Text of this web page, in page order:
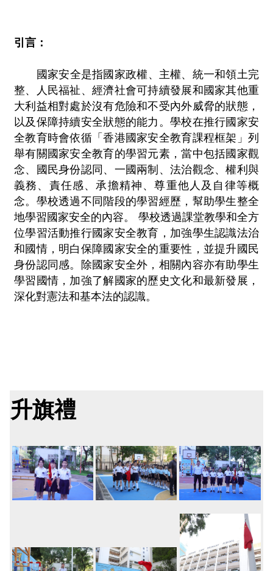
引言：
國家安全是指國家政權、主權、統一和領土完
整、人民福祉、經濟社會可持續發展和國家其他重
大利益相對處於沒有危險和不受內外威脅的狀態，
以及保障持續安全狀態的能力。學校在推行國家安
全教育時會依循「香港國家安全教育課程框架」列
舉有關國家安全教育的學習元素，當中包括國家觀
念、國民身份認同、一國兩制、法治觀念、權利與
義務、責任感、承擔精神、尊重他人及自律等概
念。學校透過不同階段的學習經歷，幫助學生整全
地學習國家安全的內容。 學校透過課堂教學和全方
位學習活動推行國家安全教育，加強學生認識法治
和國情，明白保障國家安全的重要性，並提升國民
身份認同感。除國家安全外，相關內容亦有助學生
學習國情，加強了解國家的歷史文化和最新發展，
深化對憲法和基本法的認識。
升旗禮